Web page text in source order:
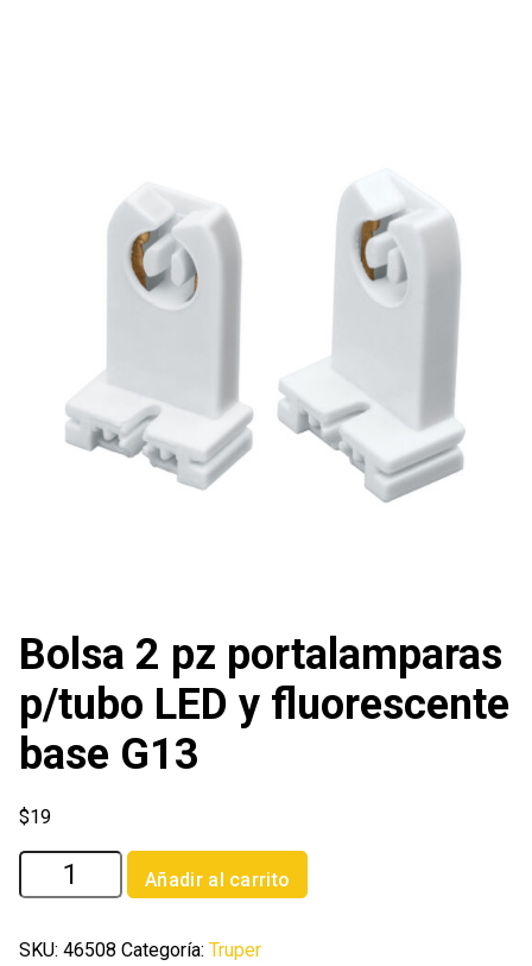
Bolsa 2 pz portalamparas
p/tubo LED y fluorescente
base G13
$19
Bolsa
2
portalamparas
Añadir al carrito
SKU: 46508 Categoría: Truper